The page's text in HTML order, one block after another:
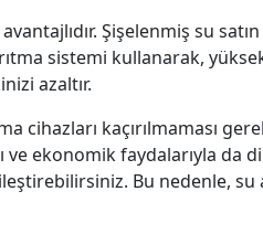
Şişelenmiş su
sistemi kullanarak,
azaltır.
cihazları kaçırılmaması
ve ekonomik faydalarıyla da
Bu nedenle,